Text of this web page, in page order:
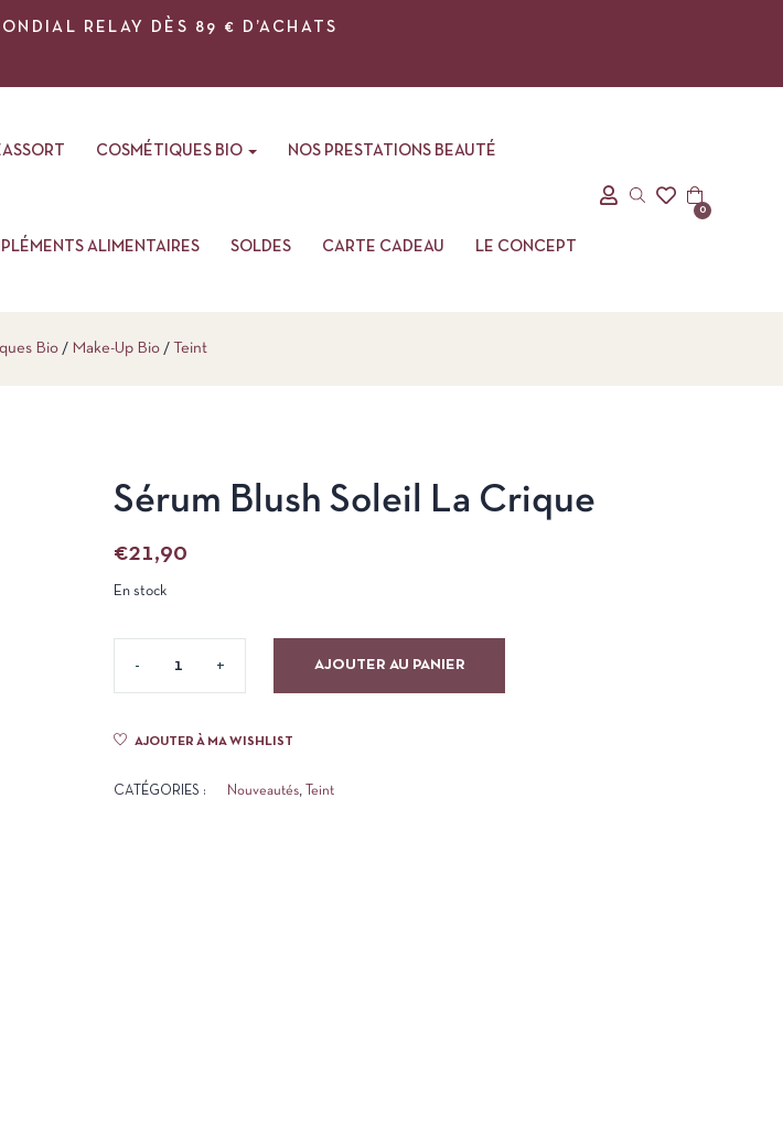
RELAY DÈS 89 € D’ACHATS
COSMÉTIQUES BIO NOS PRESTATIONS BEAUTÉ
ALIMENTAIRES SOLDES CARTE CADEAU LE CONCEPT
0
Bio Make-Up Bio Teint
Sérum Blush Soleil La Crique
€21,90
En stock
AJOUTER AU PANIER
AJOUTER À MA WISHLIST
CATÉGORIES : Nouveautés, Teint